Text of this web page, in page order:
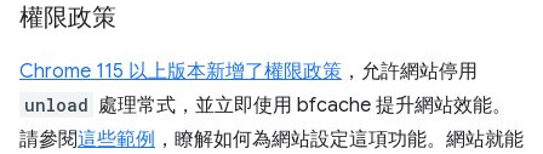
權限政策
Chrome 115 以上版本新增了權限政策 ，允許網站停用
unload 處理常式，並立即使用 bfcache 提升網站效能。
請參閱這些範例 ，瞭解如何為網站設定這項功能。網站就能